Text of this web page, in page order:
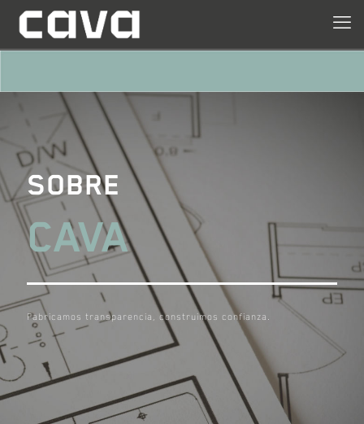
SOBRE
CAVA
Fabricamos transparencia, construimos confianza.